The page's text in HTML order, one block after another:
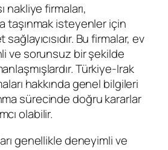
nakliye firmaları,
taşınmak isteyenler için
Bu firmalar, ev
ve sorunsuz bir şekilde
Türkiye-Irak
hakkında genel bilgileri
sürecinde doğru kararlar
olabilir.
genellikle deneyimli ve